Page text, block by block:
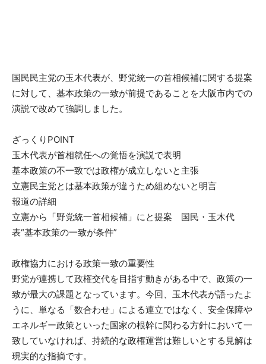
国民民主党の玉木代表が、野党統一の首相候補に関する提案
に対して、基本政策の一致が前提であることを大阪市内での
演説で改めて強調しました。
ざっくりPOINT
玉木代表が首相就任への覚悟を演説で表明
基本政策の不一致では政権が成立しないと主張
立憲民主党とは基本政策が違うため組めないと明言
報道の詳細
立憲から「野党統一首相候補」にと提案 国民・玉木代
表“基本政策の一致が条件”
政権協力における政策一致の重要性
野党が連携して政権交代を目指す動きがある中で、政策の一
致が最大の課題となっています。今回、玉木代表が語ったよ
うに、単なる「数合わせ」による連立ではなく、安全保障や
エネルギー政策といった国家の根幹に関わる方針において一
致していなければ、持続的な政権運営は難しいとする見解は
現実的な指摘です。